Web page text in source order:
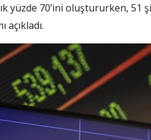
yüzde 70’ini oluştururken,
açıkladı.